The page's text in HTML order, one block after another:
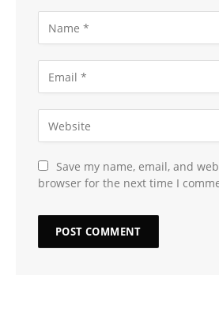
Save my name, email, and
browser for the next time I